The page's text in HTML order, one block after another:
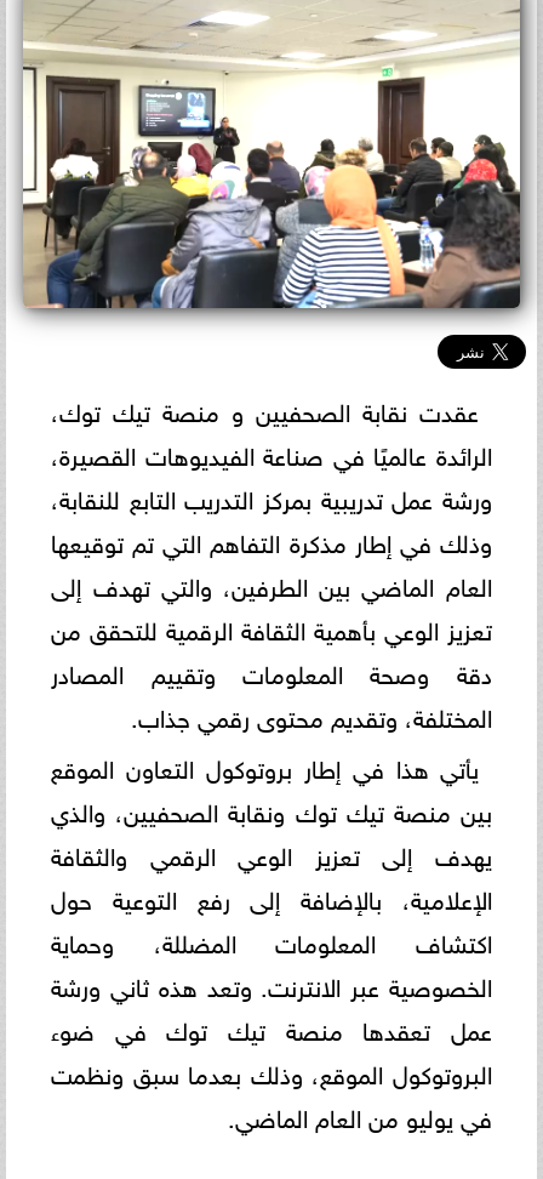
عقدت نقابة الصحفيين و منصة تيك توك،
الرائدة عالميًا في صناعة الفيديوهات القصيرة،
ورشة عمل تدريبية بمركز التدريب التابع للنقابة،
وذلك في إطار مذكرة التفاهم التي تم توقيعها
العام الماضي بين الطرفين، والتي تهدف إلى
تعزيز الوعي بأهمية الثقافة الرقمية للتحقق من
دقة وصحة المعلومات وتقييم المصادر
المختلفة، وتقديم محتوى رقمي جذاب.
يأتي هذا في إطار بروتوكول التعاون الموقع
بين منصة تيك توك ونقابة الصحفيين، والذي
يهدف إلى تعزيز الوعي الرقمي والثقافة
الإعلامية، بالإضافة إلى رفع التوعية حول
اكتشاف المعلومات المضللة، وحماية
الخصوصية عبر الانترنت. وتعد هذه ثاني ورشة
عمل تعقدها منصة تيك توك في ضوء
البروتوكول الموقع، وذلك بعدما سبق ونظمت
في يوليو من العام الماضي.